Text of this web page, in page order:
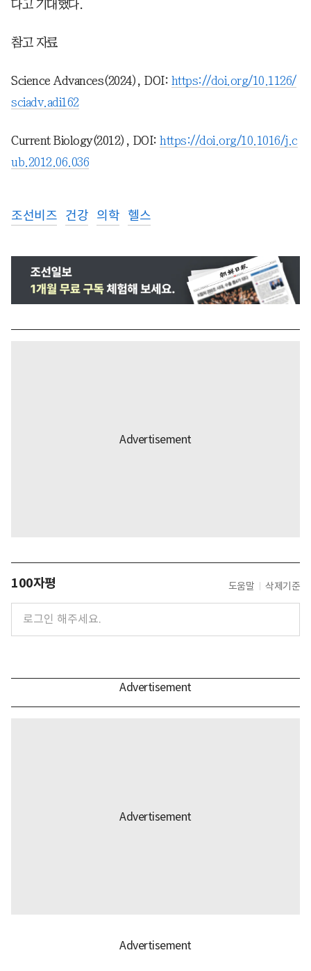
다고 기대했다.
참고 자료
Science Advances(2024), DOI: https://doi.org/10.1126/
sciadv.adi162
Current Biology(2012), DOI: https://doi.org/10.1016/j.c
ub.2012.06.036
조선비즈 건강 의학 헬스
100자평 도움말 삭제기준